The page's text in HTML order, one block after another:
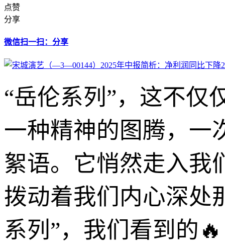
点赞
分享
微信扫一扫：分享
“岳伦系列”，这不仅
一种精神的图腾，一
絮语。它悄然走入我
拨动着我们内心深处
系列”，我们看到的